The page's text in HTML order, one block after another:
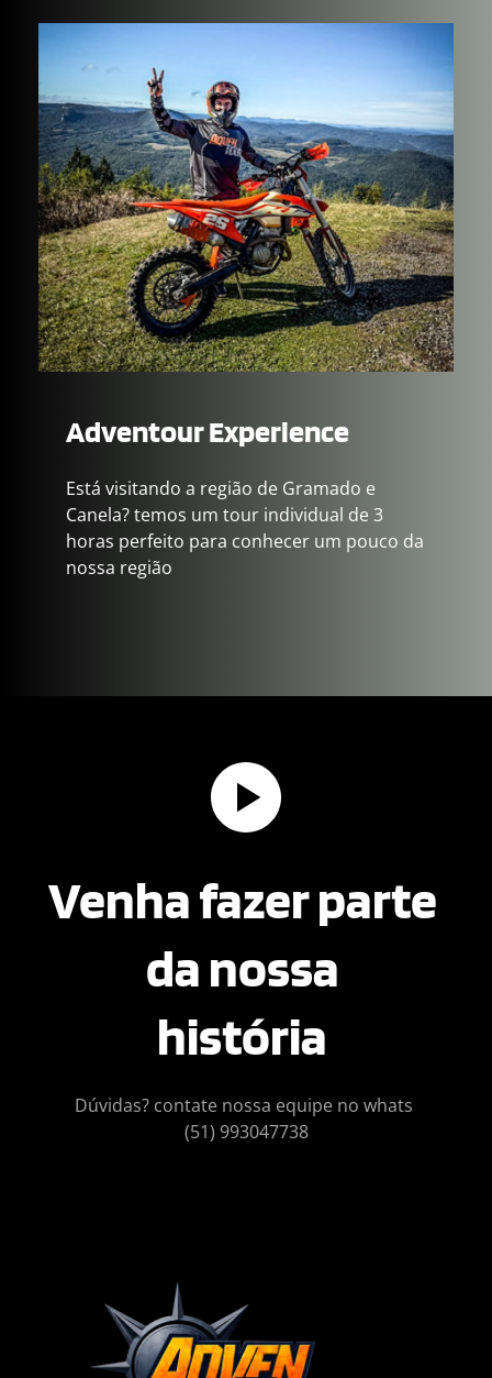
Adventour Experience
Está visitando a região de Gramado e
Canela? temos um tour individual de 3
horas perfeito para conhecer um pouco da
nossa região
Venha fazer parte
da nossa
história
Dúvidas? contate nossa equipe no whats
(51) 993047738